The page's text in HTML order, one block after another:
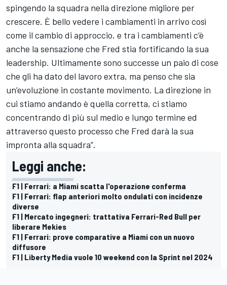
spingendo la squadra nella direzione migliore per
crescere. È bello vedere i cambiamenti in arrivo così
come il cambio di approccio, e tra i cambiamenti c’è
anche la sensazione che Fred stia fortificando la sua
leadership. Ultimamente sono successe un paio di cose
che gli ha dato del lavoro extra, ma penso che sia
un’evoluzione in costante movimento. La direzione in
cui stiamo andando è quella corretta, ci stiamo
concentrando di più sul medio e lungo termine ed
attraverso questo processo che Fred darà la sua
impronta alla squadra”.
Leggi anche:
F1 | Ferrari: a Miami scatta l'operazione conferma
F1 | Ferrari: flap anteriori molto ondulati con incidenze
diverse
F1 | Mercato ingegneri: trattativa Ferrari-Red Bull per
liberare Mekies
F1 | Ferrari: prove comparative a Miami con un nuovo
diffusore
F1 | Liberty Media vuole 10 weekend con la Sprint nel 2024